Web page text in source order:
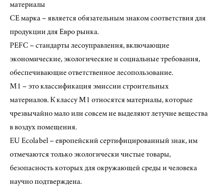
материалы
СЕ марка – является обязательным знаком соответствия для
продукции для Евро рынка.
PEFC – стандарты лесоуправления, включающие
экономические, экологические и социальные требования,
обеспечивающие ответственное лесопользование.
M1 – это классификация эмиссии строительных
материалов. К классу М1 относятся материалы, которые
чрезвычайно мало или совсем не выделяют летучие вещества
в воздух помещения.
EU Ecolabel – европейский сертифицированный знак, им
отмечаются только экологически чистые товары,
безопасность которых для окружающей среды и человека
научно подтверждена.